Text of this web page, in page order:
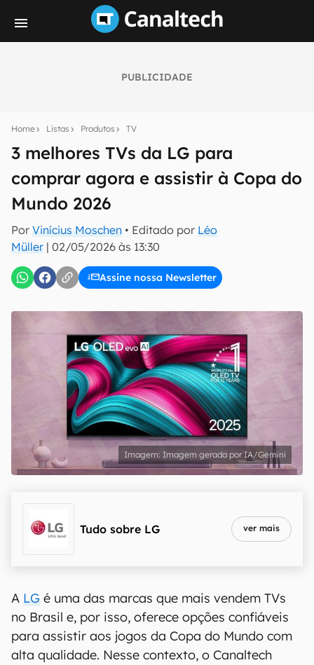
PUBLICIDADE
Home Listas Produtos TV
3 melhores TVs da LG para
comprar agora e assistir à Copa do
Mundo 2026
Por Vinícius Moschen • Editado por Léo
Müller | 02/05/2026 às 13:30
Assine nossa Newsletter
notícias e reviews sobre tecnologia em primeira
mão.
E-mail
inscreva-se
Confirmo que li, aceito e concordo com os Termos de
Uso e Política de Privacidade do Canaltech.
Imagem gerada por IA/Gemini
Tudo sobre LG ver mais
A LG é uma das marcas que mais vendem TVs
no Brasil e, por isso, oferece opções confiáveis
para assistir aos jogos da Copa do Mundo com
alta qualidade. Nesse contexto, o Canaltech